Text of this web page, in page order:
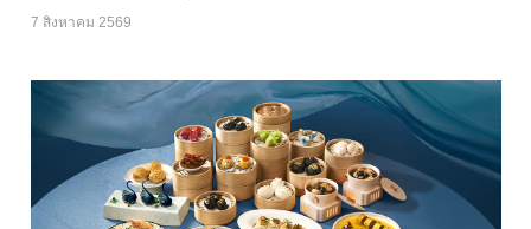
7 สิงหาคม 2569